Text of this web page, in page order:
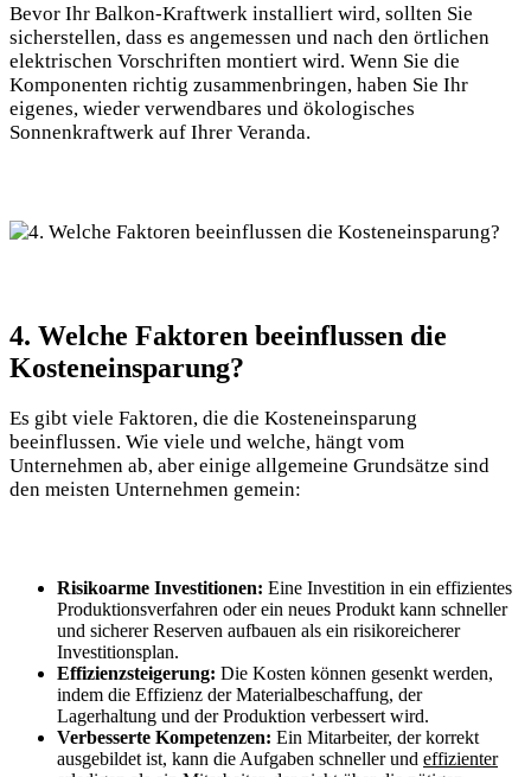
Bevor Ihr⁢ Balkon-Kraftwerk installiert wird, sollten Sie
sicherstellen, dass es angemessen⁤ und nach den örtlichen
elektrischen Vorschriften montiert wird. Wenn Sie⁢ die
Komponenten ​richtig zusammenbringen, haben Sie Ihr
eigenes, wieder verwendbares und ökologisches
Sonnenkraftwerk auf Ihrer ‍Veranda.
4. Welche Faktoren‌ beeinflussen die
Kosteneinsparung?
Es gibt viele Faktoren, die die Kosteneinsparung
beeinflussen.‍ Wie viele und​ welche, ‌hängt ⁣vom
⁣Unternehmen ab,‍ aber einige allgemeine‌ Grundsätze sind⁢
den ⁢meisten‌ Unternehmen gemein:
Risikoarme Investitionen: ⁣Eine Investition in ein effizientes
Produktionsverfahren⁣ oder ein neues Produkt⁢ kann schneller
und‍ sicherer Reserven aufbauen als ein risikoreicherer
Investitionsplan.
Effizienzsteigerung: Die⁤ Kosten können gesenkt werden,
indem die Effizienz der Materialbeschaffung, der
Lagerhaltung und​ der ​Produktion ⁤verbessert wird.
Verbesserte Kompetenzen: Ein Mitarbeiter, der korrekt
ausgebildet ist, ‍kann die Aufgaben schneller und effizienter‌